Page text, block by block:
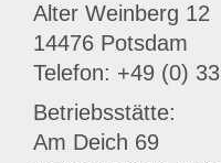
Alter Weinberg 12
14476 Potsdam
Telefon: +49 (0)
Betriebsstätte:
Am Deich 69